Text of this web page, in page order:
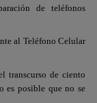
de teléfonos
al Teléfono Celular
transcurso de ciento
es posible que no se